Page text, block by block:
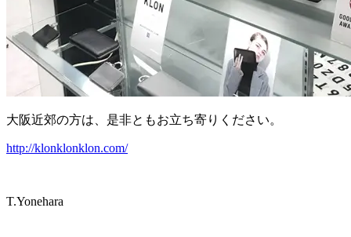
大阪近郊の方は、是非ともお立ち寄りください。
http://klonklonklon.com/
T.Yonehara